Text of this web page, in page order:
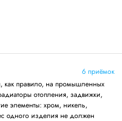
6 приёмок
как правило, на промышленных
отопления, задвижки,
элементы: хром, никель,
одного изделия не должен